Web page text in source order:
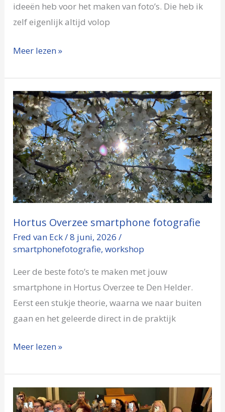
ideeën heb voor het maken van foto’s. Die heb ik
zelf eigenlijk altijd volop
Meer lezen »
Hortus Overzee smartphone fotografie
Fred van Eck/8 juni, 2026/
smartphonefotografie,workshop
Leer de beste foto’s te maken met jouw
smartphone in Hortus Overzee te Den Helder.
Eerst een stukje theorie, waarna we naar buiten
gaan en het geleerde direct in de praktijk
Hortus
Overzee
smartphone
fotografie
Meer lezen »
Zakelijke